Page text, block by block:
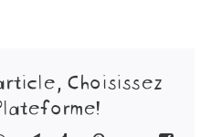
Choisissez